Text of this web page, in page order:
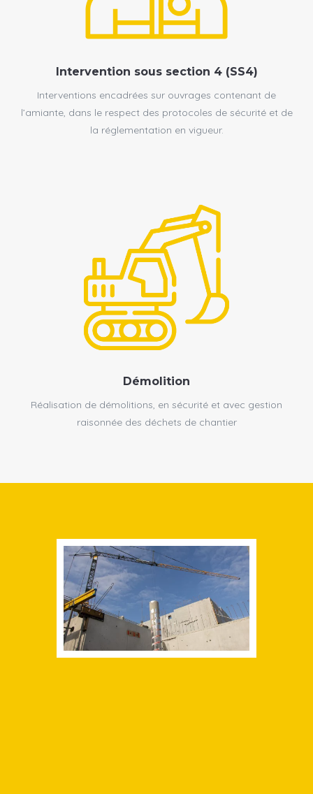
Intervention sous section 4 (SS4)
Interventions encadrées sur ouvrages contenant de
l’amiante, dans le respect des protocoles de sécurité et de
la réglementation en vigueur.
Démolition
Réalisation de démolitions, en sécurité et avec gestion
raisonnée des déchets de chantier